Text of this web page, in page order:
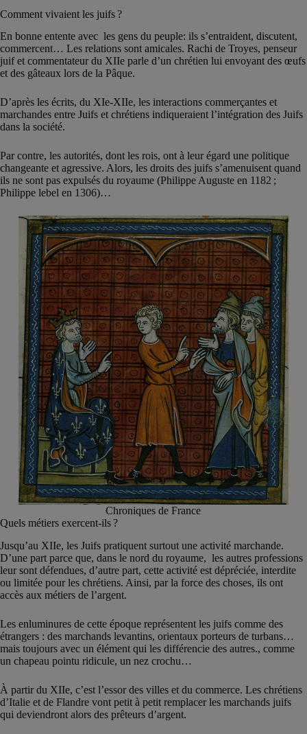
Comment vivaient les juifs ?
En bonne entente avec les gens du peuple: ils s’entraident, discutent,
commercent… Les relations sont amicales. Rachi de Troyes, penseur
juif et commentateur du XIIe parle d’un chrétien lui envoyant des œufs
et des gâteaux lors de la Pâque.
D’après les écrits, du XIe-XIIe, les interactions commerçantes et
marchandes entre Juifs et chrétiens indiqueraient l’intégration des Juifs
dans la société.
Par contre, les autorités, dont les rois, ont à leur égard une politique
changeante et agressive. Alors, les droits des juifs s’amenuisent quand
ils ne sont pas expulsés du royaume (Philippe Auguste en 1182 ;
Philippe lebel en 1306)…
Chroniques de France
Quels métiers exercent-ils ?
Jusqu’au XIIe, les Juifs pratiquent surtout une activité marchande.
D’une part parce que, dans le nord du royaume, les autres professions
leur sont défendues, d’autre part, cette activité est dépréciée, interdite
ou limitée pour les chrétiens. Ainsi, par la force des choses, ils ont
accès aux métiers de l’argent.
Les enluminures de cette époque représentent les juifs comme des
étrangers : des marchands levantins, orientaux porteurs de turbans…
mais toujours avec un élément qui les différencie des autres., comme
un chapeau pointu ridicule, un nez crochu…
À partir du XIIe, c’est l’essor des villes et du commerce. Les chrétiens
d’Italie et de Flandre vont petit à petit remplacer les marchands juifs
qui deviendront alors des prêteurs d’argent.